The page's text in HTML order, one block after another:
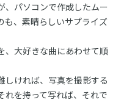
、パソコンで作成したムー
も、素晴らしいサプライズ
、大好きな曲にあわせて順
しければ、写真を撮影する
れを持って写れば、それで